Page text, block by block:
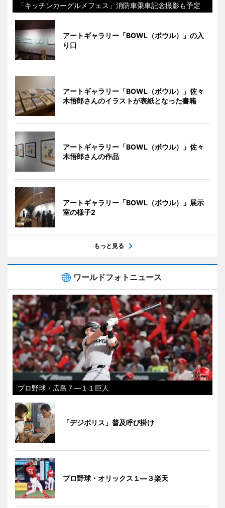
「キッチンカーグルメフェス」消防車乗車記念撮影も予定
アートギャラリー「BOWL（ボウル）」の入
り口
アートギャラリー「BOWL（ボウル）」佐々
木悟郎さんのイラストが表紙となった書籍
アートギャラリー「BOWL（ボウル）」佐々
木悟郎さんの作品
アートギャラリー「BOWL（ボウル）」展示
室の様子2
もっと見る
ワールドフォトニュース
プロ野球・広島７―１１巨人
「デジポリス」普及呼び掛け
プロ野球・オリックス１―３楽天